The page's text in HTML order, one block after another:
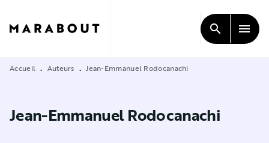
CONTENU
search menu
Accueil • Auteurs • Jean-Emmanuel Rodocanachi
Jean-Emmanuel Rodocanachi